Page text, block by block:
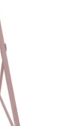
e alluminio